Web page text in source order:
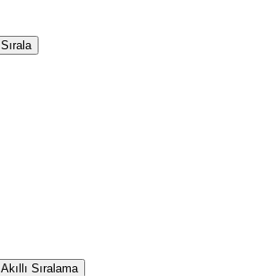
Sırala
Akıllı Sıralama